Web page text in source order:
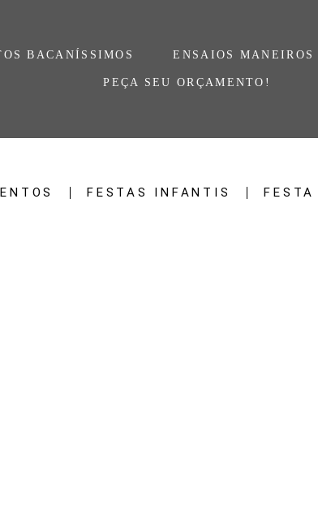
BACANÍSSIMOS ENSAIOS MANEIROS
PEÇA SEU ORÇAMENTO!
FESTAS INFANTIS